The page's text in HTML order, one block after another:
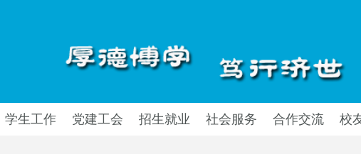
学生工作 党建工会 招生就业 社会服务 合作交流 校